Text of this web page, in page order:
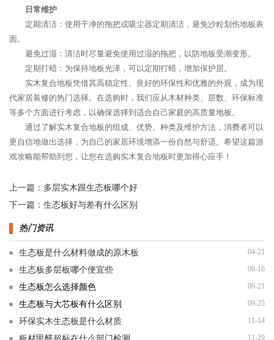
日常维护
定期清洁：使用干净的拖把或吸尘器定期清洁，避免沙粒划伤地板表
面。
避免过湿：清洁时尽量避免使用过湿的拖把，以防地板受潮变形。
定期打蜡：为保持地板光泽，可以定期打蜡，增加保护层。
实木复合地板凭借其高稳定性、良好的环保性和优雅的外观，成为现
代家居装修的热门选择。在选购时，我们应从木材种类、层数、环保标准
等多个方面进行考虑，以确保选择到适合自己家庭的高质量地板。
通过了解实木复合地板的组成、优势、种类及维护方法，消费者可以
更自信地做出选择，为自己的家居环境增添一份自然与舒适。希望这篇游
戏攻略能帮助到您，让您在选购实木复合地板时更加得心应手！
上一篇： 多层实木跟生态板哪个好
下一篇： 生态板好与差有什么区别
热门资讯
生态板是什么材料做成的原木板 04-21
生态板多层板哪个便宜些 08-16
生态板怎么选择颜色 09-21
生态板与大芯板有什么区别 09-25
环保实木生态板是什么材质 11-14
11-29